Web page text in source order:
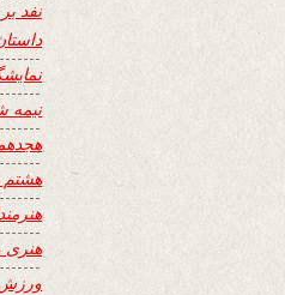
نفد
نیمه
هشتم
هنری